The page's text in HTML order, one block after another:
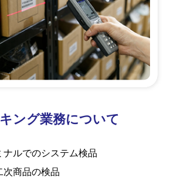
ング業務について
ナルでのシステム検品
次商品の検品